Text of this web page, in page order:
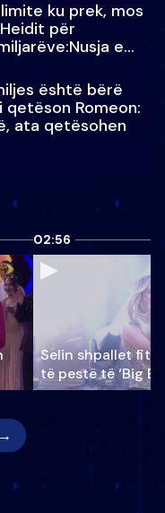
ku prek, mos
për
e
është bërë
Romeon:
ata qetësohen
02:56
Selin shpallet
të pestë të ‘Big